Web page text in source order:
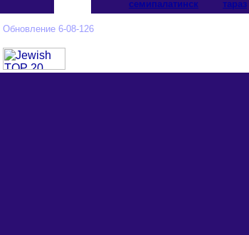
cемипалатинск
тараз
Обновление 6-08-126